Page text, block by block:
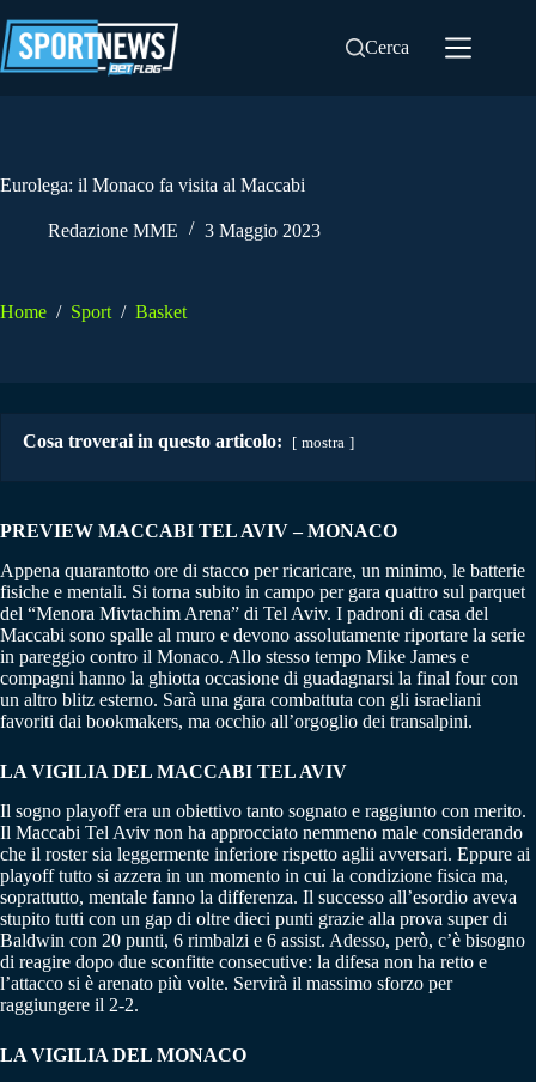
al
contenuto
Cerca
Eurolega: il Monaco fa visita al Maccabi
Redazione MME 3 Maggio 2023
Home / Sport / Basket
Cosa troverai in questo articolo: mostra
PREVIEW MACCABI TEL AVIV – MONACO
Appena quarantotto ore di stacco per ricaricare, un minimo, le batterie
fisiche e mentali. Si torna subito in campo per gara quattro sul parquet
del “Menora Mivtachim Arena” di Tel Aviv. I padroni di casa del
Maccabi sono spalle al muro e devono assolutamente riportare la serie
in pareggio contro il Monaco. Allo stesso tempo Mike James e
compagni hanno la ghiotta occasione di guadagnarsi la final four con
un altro blitz esterno. Sarà una gara combattuta con gli israeliani
favoriti dai bookmakers, ma occhio all’orgoglio dei transalpini.
LA VIGILIA DEL MACCABI TEL AVIV
Il sogno playoff era un obiettivo tanto sognato e raggiunto con merito.
Il Maccabi Tel Aviv non ha approcciato nemmeno male considerando
che il roster sia leggermente inferiore rispetto aglii avversari. Eppure ai
playoff tutto si azzera in un momento in cui la condizione fisica ma,
soprattutto, mentale fanno la differenza. Il successo all’esordio aveva
stupito tutti con un gap di oltre dieci punti grazie alla prova super di
Baldwin con 20 punti, 6 rimbalzi e 6 assist. Adesso, però, c’è bisogno
di reagire dopo due sconfitte consecutive: la difesa non ha retto e
l’attacco si è arenato più volte. Servirà il massimo sforzo per
raggiungere il 2-2.
LA VIGILIA DEL MONACO